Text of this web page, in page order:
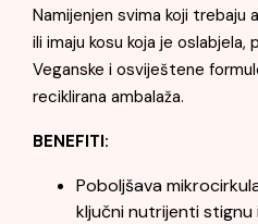
Namijenjen svima koji
ili imaju kosu koja je oslabjela,
Veganske i osviještene
reciklirana ambalaža.
BENEFITI:
Poboljšava
ključni nutrijenti